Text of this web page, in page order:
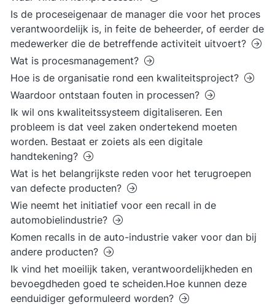
Is de proceseigenaar de manager die voor het proces
verantwoordelijk is, in feite de beheerder, of eerder de
medewerker die de betreffende activiteit uitvoert?
Wat is procesmanagement?
Hoe is de organisatie rond een kwaliteitsproject?
Waardoor ontstaan fouten in processen?
Ik wil ons kwaliteitssysteem digitaliseren. Een
probleem is dat veel zaken ondertekend moeten
worden. Bestaat er zoiets als een digitale
handtekening?
Wat is het belangrijkste reden voor het terugroepen
van defecte producten?
Wie neemt het initiatief voor een recall in de
automobielindustrie?
Komen recalls in de auto-industrie vaker voor dan bij
andere producten?
Ik vind het moeilijk taken, verantwoordelijkheden en
bevoegdheden goed te scheiden.Hoe kunnen deze
eenduidiger geformuleerd worden?